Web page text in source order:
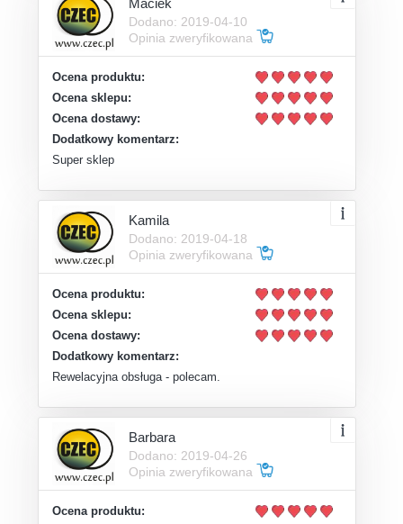
Maciek
Dodano: 2019-04-10
Opinia zweryfikowana
Ocena produktu:
Ocena sklepu:
Ocena dostawy:
Dodatkowy komentarz:
Super sklep
Kamila
Dodano: 2019-04-18
Opinia zweryfikowana
Ocena produktu:
Ocena sklepu:
Ocena dostawy:
Dodatkowy komentarz:
Rewelacyjna obsługa - polecam.
Barbara
Dodano: 2019-04-26
Opinia zweryfikowana
Ocena produktu: